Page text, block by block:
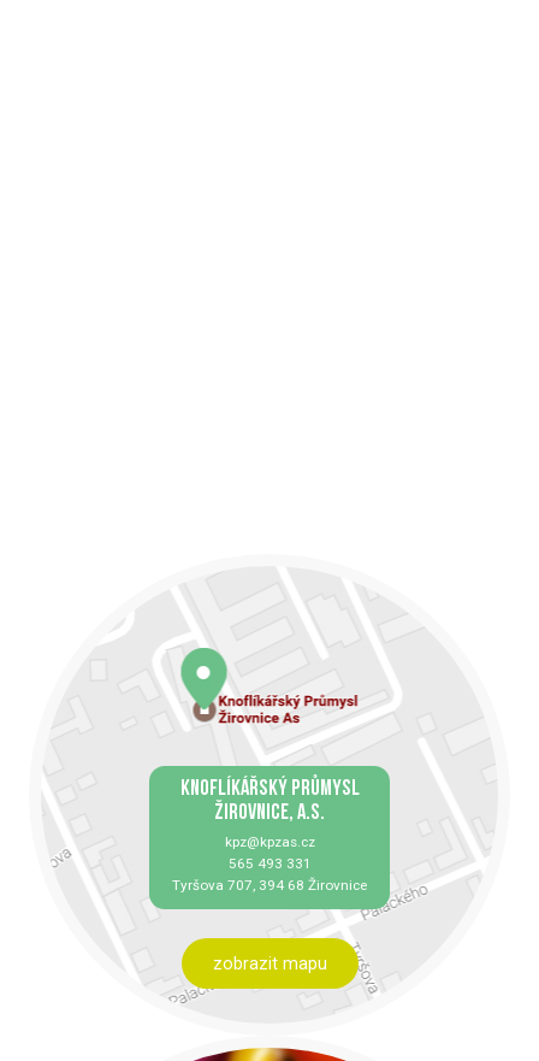
KNOFLÍKÁŘSKÝ PRŮMYSL
ŽIROVNICE, A.S.
kpz@kpzas.cz
565 493 331
Tyršova 707, 394 68 Žirovnice
zobrazit mapu